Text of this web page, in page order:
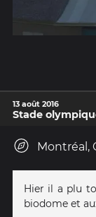
13 août 2016
Stade
Montréal,
Hier il a plu
biodome et